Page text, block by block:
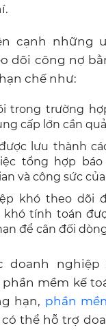
cạnh những
dõi công nợ
chế như:
trong trường
cấp lớn cần
lưu thành
tổng hợp
và công sức
khó theo dõi
khó tính toán
để cân đối
doanh nghiệp
mềm kế
hạn, phần
thể hỗ trợ